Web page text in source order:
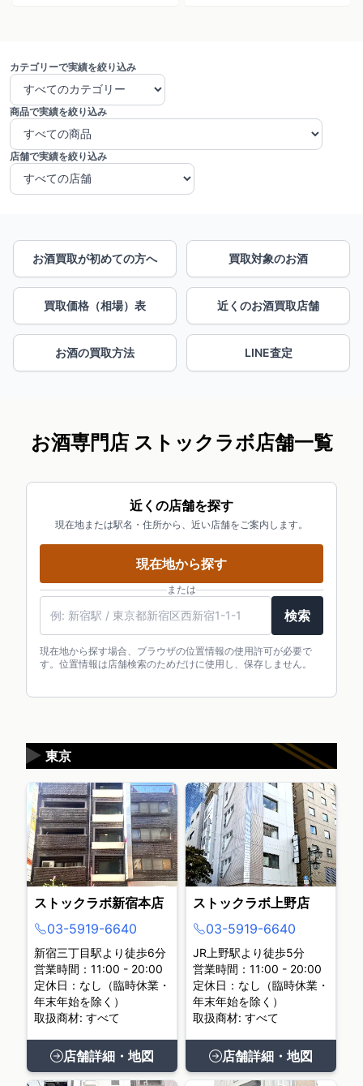
カテゴリーで実績を絞り込み
商品で実績を絞り込み
店舗で実績を絞り込み
お酒買取が初めての方へ 買取対象のお酒
買取価格（相場）表 近くのお酒買取店舗
お酒の買取方法 LINE査定
お酒専門店 ストックラボ店舗一覧
近くの店舗を探す
現在地または駅名・住所から、近い店舗をご案内します。
現在地から探す
または
検索
現在地から探す場合、ブラウザの位置情報の使用許可が必要で
す。位置情報は店舗検索のためだけに使用し、保存しません。
東京
▶
ストックラボ新宿本店
03-5919-6640
新宿三丁目駅より徒歩6分
営業時間：11:00 - 20:00
定休日：なし（臨時休業・
年末年始を除く）
取扱商材: すべて
店舗詳細・地図
ストックラボ上野店
03-5919-6640
JR上野駅より徒歩5分
営業時間：11:00 - 20:00
定休日：なし（臨時休業・
年末年始を除く）
取扱商材: すべて
店舗詳細・地図